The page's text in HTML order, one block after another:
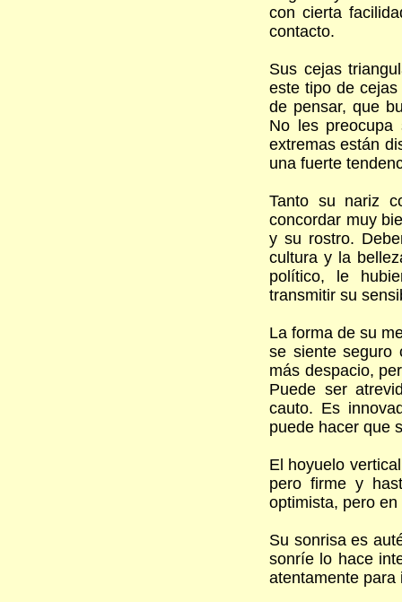
con cierta
contacto.
Sus cejas
este tipo de
de pensar, que
No les
extremas están
una fuerte
Tanto su nariz
concordar muy
y su rostro.
cultura y la
político, le
transmitir su
La forma de su
se siente seguro
más despacio,
Puede ser
cauto. Es
puede hacer que
El hoyuelo
pero firme y
optimista, pero
Su sonrisa es
sonríe lo hace
atentamente para